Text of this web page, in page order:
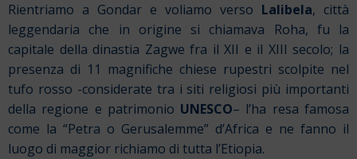
Rientriamo a Gondar e voliamo verso Lalibela, città
leggendaria che in origine si chiamava Roha, fu la
capitale della dinastia Zagwe fra il XII e il XIII secolo; la
presenza di 11 magnifiche chiese rupestri scolpite nel
tufo rosso -considerate tra i siti religiosi più importanti
della regione e patrimonio UNESCO– l’ha resa famosa
come la “Petra o Gerusalemme” d’Africa e ne fanno il
luogo di maggior richiamo di tutta l’Etiopia.